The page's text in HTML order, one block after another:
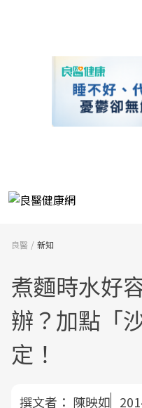
良醫 新知
煮麵時水好
辦？加點「
定！
撰文者： 陳映如